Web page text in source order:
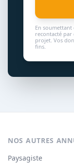
En soumettant
recontacté
projet. Vos
fins.
NOS AUTRES
Paysagiste